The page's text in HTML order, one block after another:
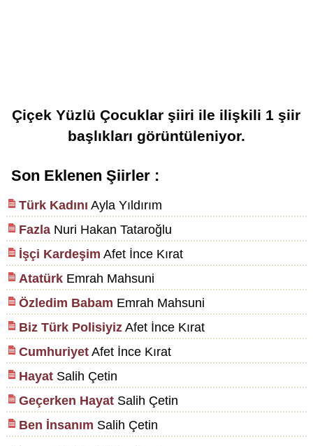
Çiçek Yüzlü Çocuklar şiiri ile ilişkili 1 şiir
başlıkları görüntüleniyor.
Son Eklenen Şiirler :
Türk Kadını Ayla Yıldırım
FazlaNuri Hakan Tataroğlu
İşçi Kardeşim Afet İnce Kırat
AtatürkEmrah Mahsuni
Özledim Babam Emrah Mahsuni
Biz Türk PolisiyizAfet İnce Kırat
CumhuriyetAfet İnce Kırat
HayatSalih Çetin
Geçerken HayatSalih Çetin
Ben İnsanım Salih Çetin